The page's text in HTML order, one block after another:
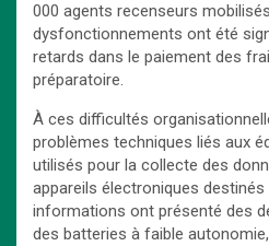
000 agents recenseurs
dysfonctionnements ont été
retards dans le paiement des
préparatoire.
À ces difficultés
problèmes techniques liés aux
utilisés pour la collecte des
appareils électroniques destinés
informations ont présenté des
des batteries à faible